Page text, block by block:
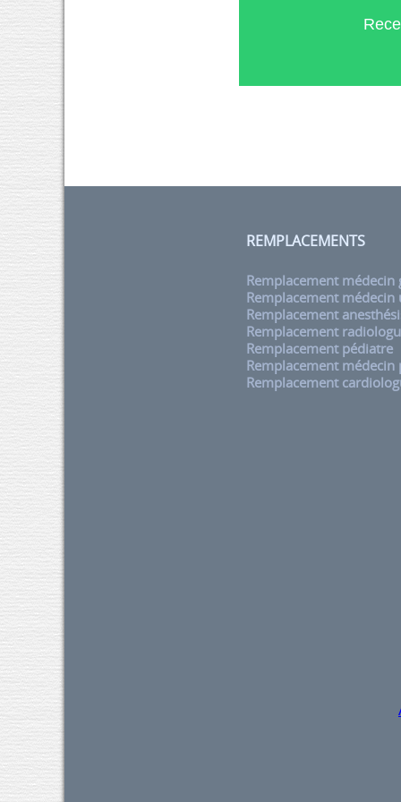
REMPLACEMENTS
Remplacement médecin
Remplacement médecin
Remplacement
Remplacement
Remplacement pédiatre
Remplacement
Remplacement